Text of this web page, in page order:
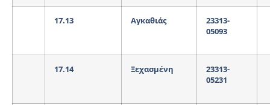
17.13 Αγκαθιάς
23313-
05093
17.14 Ξεχασμένη
23313-
05231